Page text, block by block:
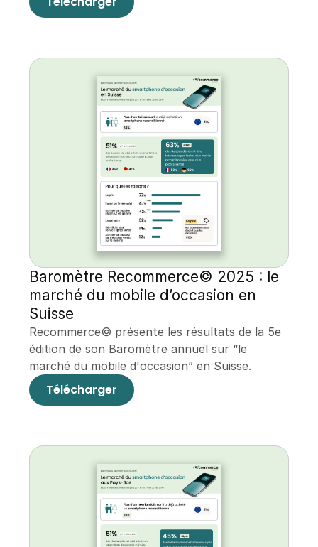
Baromètre Recommerce© 2025 : le
marché du mobile d’occasion en
Suisse
Recommerce© présente les résultats de la 5e
édition de son Baromètre annuel sur “le
marché du mobile d'occasion” en Suisse.
Télécharger